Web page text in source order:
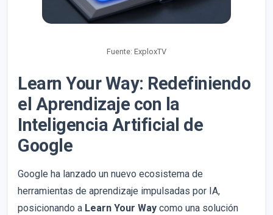
Fuente: ExploxTV
Learn Your Way: Redefiniendo
el Aprendizaje con la
Inteligencia Artificial de
Google
Google ha lanzado un nuevo ecosistema de
herramientas de aprendizaje impulsadas por IA,
posicionando a Learn Your Way como una solución